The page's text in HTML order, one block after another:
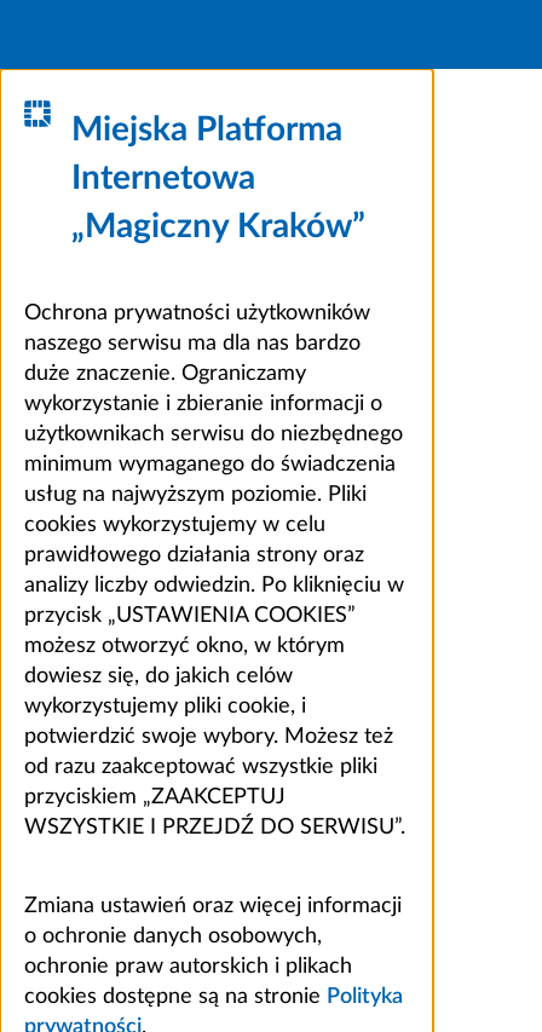
Miejska Platforma
Internetowa
„Magiczny Kraków”
Ochrona prywatności użytkowników
naszego serwisu ma dla nas bardzo
duże znaczenie. Ograniczamy
wykorzystanie i zbieranie informacji o
użytkownikach serwisu do niezbędnego
minimum wymaganego do świadczenia
usług na najwyższym poziomie. Pliki
cookies wykorzystujemy w celu
prawidłowego działania strony oraz
analizy liczby odwiedzin. Po kliknięciu w
przycisk „USTAWIENIA COOKIES”
możesz otworzyć okno, w którym
dowiesz się, do jakich celów
wykorzystujemy pliki cookie, i
potwierdzić swoje wybory. Możesz też
od razu zaakceptować wszystkie pliki
przyciskiem „ZAAKCEPTUJ
WSZYSTKIE I PRZEJDŹ DO SERWISU”.
Zmiana ustawień oraz więcej informacji
o ochronie danych osobowych,
ochronie praw autorskich i plikach
cookies dostępne są na stronie Polityka
prywatności.